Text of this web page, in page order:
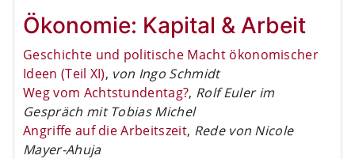
Ökonomie: Kapital & Arbeit
Geschichte und politische Macht ökonomischer
Ideen (Teil XI), von Ingo Schmidt
Weg vom Achtstundentag?, Rolf Euler im
Gespräch mit Tobias Michel
Angriffe auf die Arbeitszeit, Rede von Nicole
Mayer-Ahuja